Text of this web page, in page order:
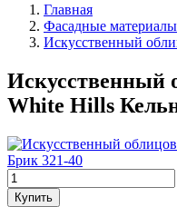
Главная
Фасадные материалы
Искусственный
Искусственный
White Hills